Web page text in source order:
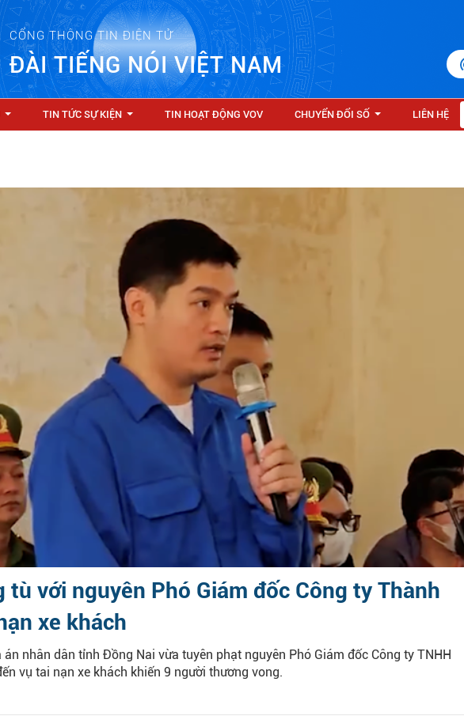
CỔNG THÔNG TIN ĐIỆN TỬ
ĐÀI TIẾNG NÓI VIỆT NAM
TIN TỨC SỰ KIỆN TIN HOẠT ĐỘNG VOV CHUYỂN ĐỔI SỐ LIÊN HỆ
tù với nguyên Phó Giám đốc Công ty Thành
xe khách
án nhân dân tỉnh Đồng Nai vừa tuyên phạt nguyên Phó Giám đốc Công ty TNHH
vụ tai nạn xe khách khiến 9 người thương vong.